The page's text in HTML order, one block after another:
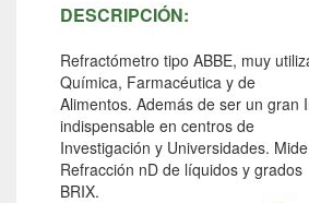
DESCRIPCIÓN:
Refractómetro tipo ABBE, muy
Química, Farmacéutica y de
Alimentos. Además de ser un gran
indispensable en centros de
Investigación y Universidades.
Refracción nD de líquidos y grados
BRIX.